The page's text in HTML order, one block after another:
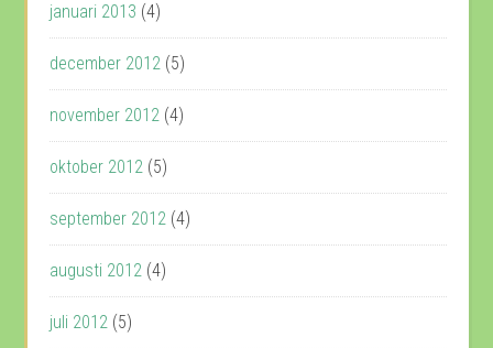
januari 2013 (4)
december 2012 (5)
november 2012 (4)
oktober 2012 (5)
september 2012 (4)
augusti 2012 (4)
juli 2012 (5)